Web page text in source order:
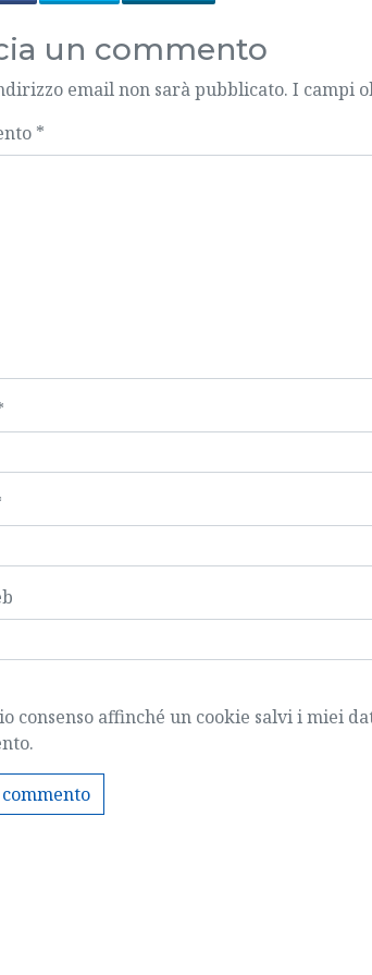
un commento
email non sarà pubblicato. I campi
*
consenso affinché un cookie salvi i miei